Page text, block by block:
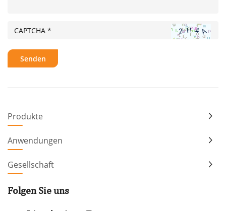
Folgen Sie uns
Produkte
Anwendungen
Gesellschaft